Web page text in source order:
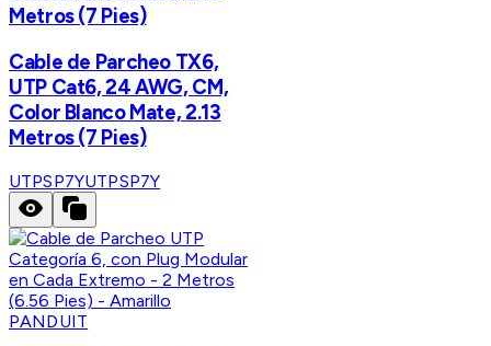
Metros (7 Pies)
Cable de Parcheo TX6,
UTP Cat6, 24 AWG, CM,
Color Blanco Mate, 2.13
Metros (7 Pies)
UTPSP7YUTPSP7Y
PANDUIT